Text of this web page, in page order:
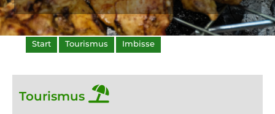
Start Tourismus Imbisse
Tourismus